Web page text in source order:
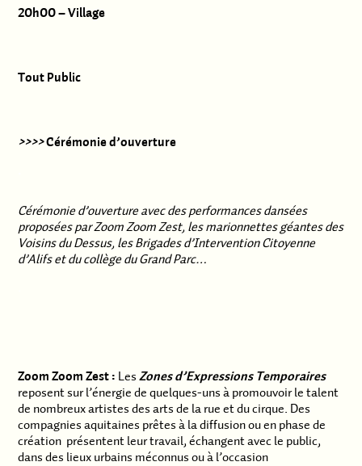
20h00 – Village
Tout Public
>>>>Cérémonie d’ouverture
Cérémonie d’ouverture avec des performances dansées
proposées par Zoom Zoom Zest, les marionnettes géantes des
Voisins du Dessus, les Brigades d’Intervention Citoyenne
d’Alifs et du collège du Grand Parc…
Zoom Zoom Zest : LesZones d’Expressions Temporaires
reposent sur l’énergie de quelques-uns à promouvoir le talent
de nombreux artistes des arts de la rue et du cirque. Des
compagnies aquitaines prêtes à la diffusion ou en phase de
création présentent leur travail, échangent avec le public,
dans des lieux urbains méconnus ou à l’occasion